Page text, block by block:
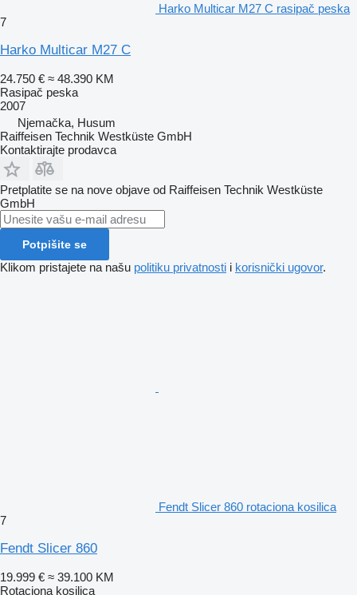
Harko Multicar M27 C rasipač peska
7
Harko Multicar M27 C
24.750 € ≈ 48.390 KM
Rasipač peska
2007
Njemačka, Husum
Raiffeisen Technik Westküste GmbH
Kontaktirajte prodavca
Pretplatite se na nove objave od Raiffeisen Technik Westküste
GmbH
Potpišite se
Klikom pristajete na našu politiku privatnosti i korisnički ugovor.
Fendt Slicer 860 rotaciona kosilica
7
Fendt Slicer 860
19.999 € ≈ 39.100 KM
Rotaciona kosilica